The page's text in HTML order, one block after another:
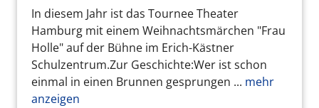
In diesem Jahr ist das Tournee Theater
Hamburg mit einem Weihnachtsmärchen "Frau
Holle" auf der Bühne im Erich-Kästner
Schulzentrum.Zur Geschichte:Wer ist schon
einmal in einen Brunnen gesprungen ... mehr
anzeigen